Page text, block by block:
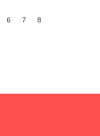
6 7 8